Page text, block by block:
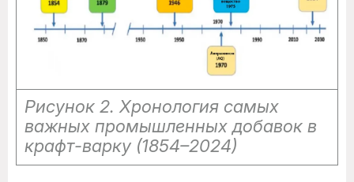
Рисунок 2. Хронология самых
важных промышленных добавок в
крафт-варку (1854–2024)